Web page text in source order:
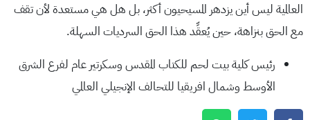
العالمية ليس أين يزدهر المسيحيون أكثر، بل هل هي مستعدة لأن تقف
مع الحق بنزاهة، حين يُعقِّد هذا الحق السرديات السهلة.
رئيس كلية بيت لحم للكتاب المقدس وسكرتير عام لفرع الشرق
الأوسط وشمال افريقيا للتحالف الإنجيلي العالمي